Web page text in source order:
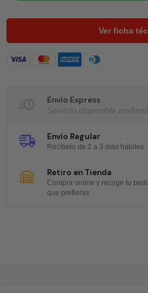
Ver ficha
Envío Express
Servicio disponible
Envío Regular
Recíbelo de 2 a 3 días hábiles
Retiro en Tienda
Compra online y recoge tu
que prefieras